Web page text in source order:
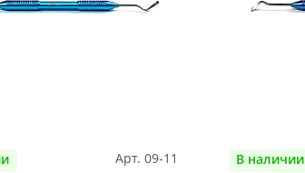
Арт. 09-11 В наличии